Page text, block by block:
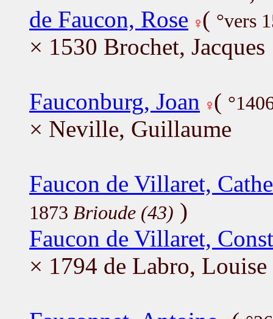
de Faucon, Rose ( °vers
× 1530 Brochet, Jacques
Fauconburg, Joan (
× Neville, Guillaume
Faucon de Villaret,
1873 Brioude (43) )
Faucon de Villaret,
× 1794 de Labro, Louise